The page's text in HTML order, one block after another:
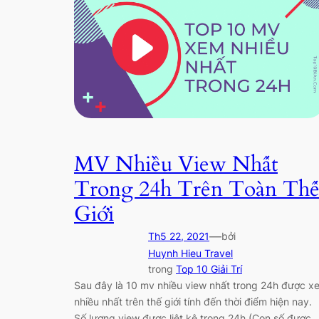
MV Nhiều View Nhất
Trong 24h Trên Toàn Thế
Giới
Th5 22, 2021—bởi
Huynh Hieu Travel
trong Top 10 Giải Trí
Sau đây là 10 mv nhiều view nhất trong 24h được xe
nhiều nhất trên thế giới tính đến thời điểm hiện nay.